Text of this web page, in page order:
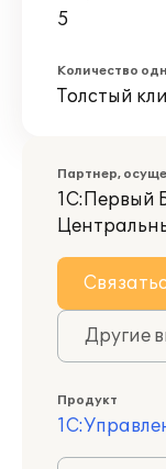
5
Количество
Толстый
Партнер,
1С:Первый
Другие
Продукт